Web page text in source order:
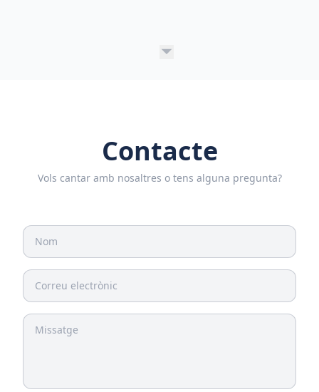
Contacte
Vols cantar amb nosaltres o tens alguna pregunta?